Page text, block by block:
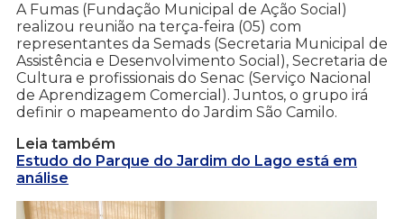
A Fumas (Fundação Municipal de Ação Social)
realizou reunião na terça-feira (05) com
representantes da Semads (Secretaria Municipal de
Assistência e Desenvolvimento Social), Secretaria de
Cultura e profissionais do Senac (Serviço Nacional
de Aprendizagem Comercial). Juntos, o grupo irá
definir o mapeamento do Jardim São Camilo.
Leia também
Estudo do Parque do Jardim do Lago está em
análise